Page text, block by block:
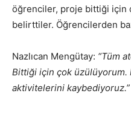
öğrenciler, proje bittiği için
belirttiler. Öğrencilerden
Nazlıcan Mengütay: “Tüm
Bittiği için çok üzülüyorum.
aktivitelerini kaybediyoruz.”